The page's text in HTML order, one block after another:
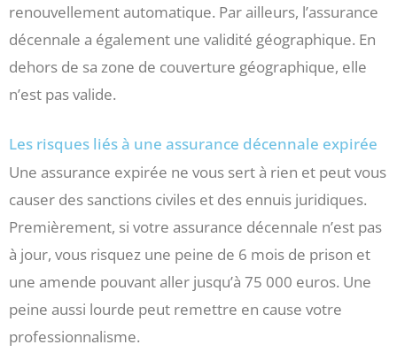
renouvellement automatique. Par ailleurs, l’assurance
décennale a également une validité géographique. En
dehors de sa zone de couverture géographique, elle
n’est pas valide.
Les risques liés à une assurance décennale expirée
Une assurance expirée ne vous sert à rien et peut vous
causer des sanctions civiles et des ennuis juridiques.
Premièrement, si votre assurance décennale n’est pas
à jour, vous risquez une peine de 6 mois de prison et
une amende pouvant aller jusqu’à 75 000 euros. Une
peine aussi lourde peut remettre en cause votre
professionnalisme.